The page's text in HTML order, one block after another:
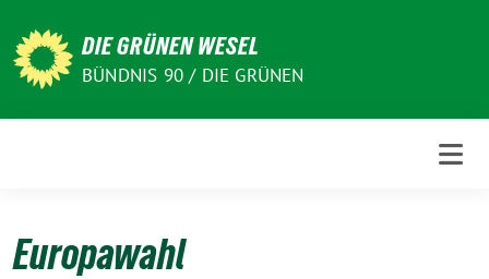
zum
Inhalt
DIE GRÜNEN WESEL
BÜNDNIS 90 / DIE GRÜNEN
Europawahl